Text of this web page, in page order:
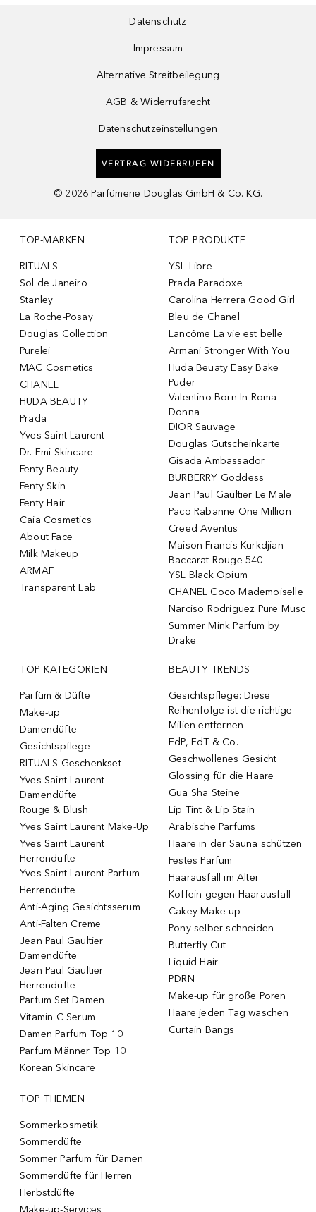
Datenschutz
Impressum
Alternative Streitbeilegung
AGB & Widerrufsrecht
Datenschutzeinstellungen
VERTRAG WIDERRUFEN
© 2026 Parfümerie Douglas GmbH & Co. KG.
TOP-MARKEN
RITUALS
Sol de Janeiro
Stanley
La Roche-Posay
Douglas Collection
Purelei
MAC Cosmetics
CHANEL
HUDA BEAUTY
Prada
Yves Saint Laurent
Dr. Emi Skincare
Fenty Beauty
Fenty Skin
Fenty Hair
Caia Cosmetics
About Face
Milk Makeup
ARMAF
Transparent Lab
TOP PRODUKTE
YSL Libre
Prada Paradoxe
Carolina Herrera Good Girl
Bleu de Chanel
Lancôme La vie est belle
Armani Stronger With You
Huda Beuaty Easy Bake
Puder
Valentino Born In Roma
Donna
DIOR Sauvage
Douglas Gutscheinkarte
Gisada Ambassador
BURBERRY Goddess
Jean Paul Gaultier Le Male
Paco Rabanne One Million
Creed Aventus
Maison Francis Kurkdjian
Baccarat Rouge 540
YSL Black Opium
CHANEL Coco Mademoiselle
Narciso Rodriguez Pure Musc
Summer Mink Parfum by
Drake
TOP KATEGORIEN
Parfüm & Düfte
Make-up
Damendüfte
Gesichtspflege
RITUALS Geschenkset
Yves Saint Laurent
Damendüfte
Rouge & Blush
Yves Saint Laurent Make-Up
Yves Saint Laurent
Herrendüfte
Yves Saint Laurent Parfum
Herrendüfte
Anti-Aging Gesichtsserum
Anti-Falten Creme
Jean Paul Gaultier
Damendüfte
Jean Paul Gaultier
Herrendüfte
Parfum Set Damen
Vitamin C Serum
Damen Parfum Top 10
Parfum Männer Top 10
Korean Skincare
BEAUTY TRENDS
Gesichtspflege: Diese
Reihenfolge ist die richtige
Milien entfernen
EdP, EdT & Co.
Geschwollenes Gesicht
Glossing für die Haare
Gua Sha Steine
Lip Tint & Lip Stain
Arabische Parfums
Haare in der Sauna schützen
Festes Parfum
Haarausfall im Alter
Koffein gegen Haarausfall
Cakey Make-up
Pony selber schneiden
Butterfly Cut
Liquid Hair
PDRN
Make-up für große Poren
Haare jeden Tag waschen
Curtain Bangs
TOP THEMEN
Sommerkosmetik
Sommerdüfte
Sommer Parfum für Damen
Sommerdüfte für Herren
Herbstdüfte
Make-up-Services